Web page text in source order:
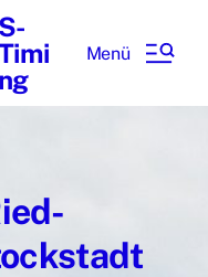
S-
ng
Menü